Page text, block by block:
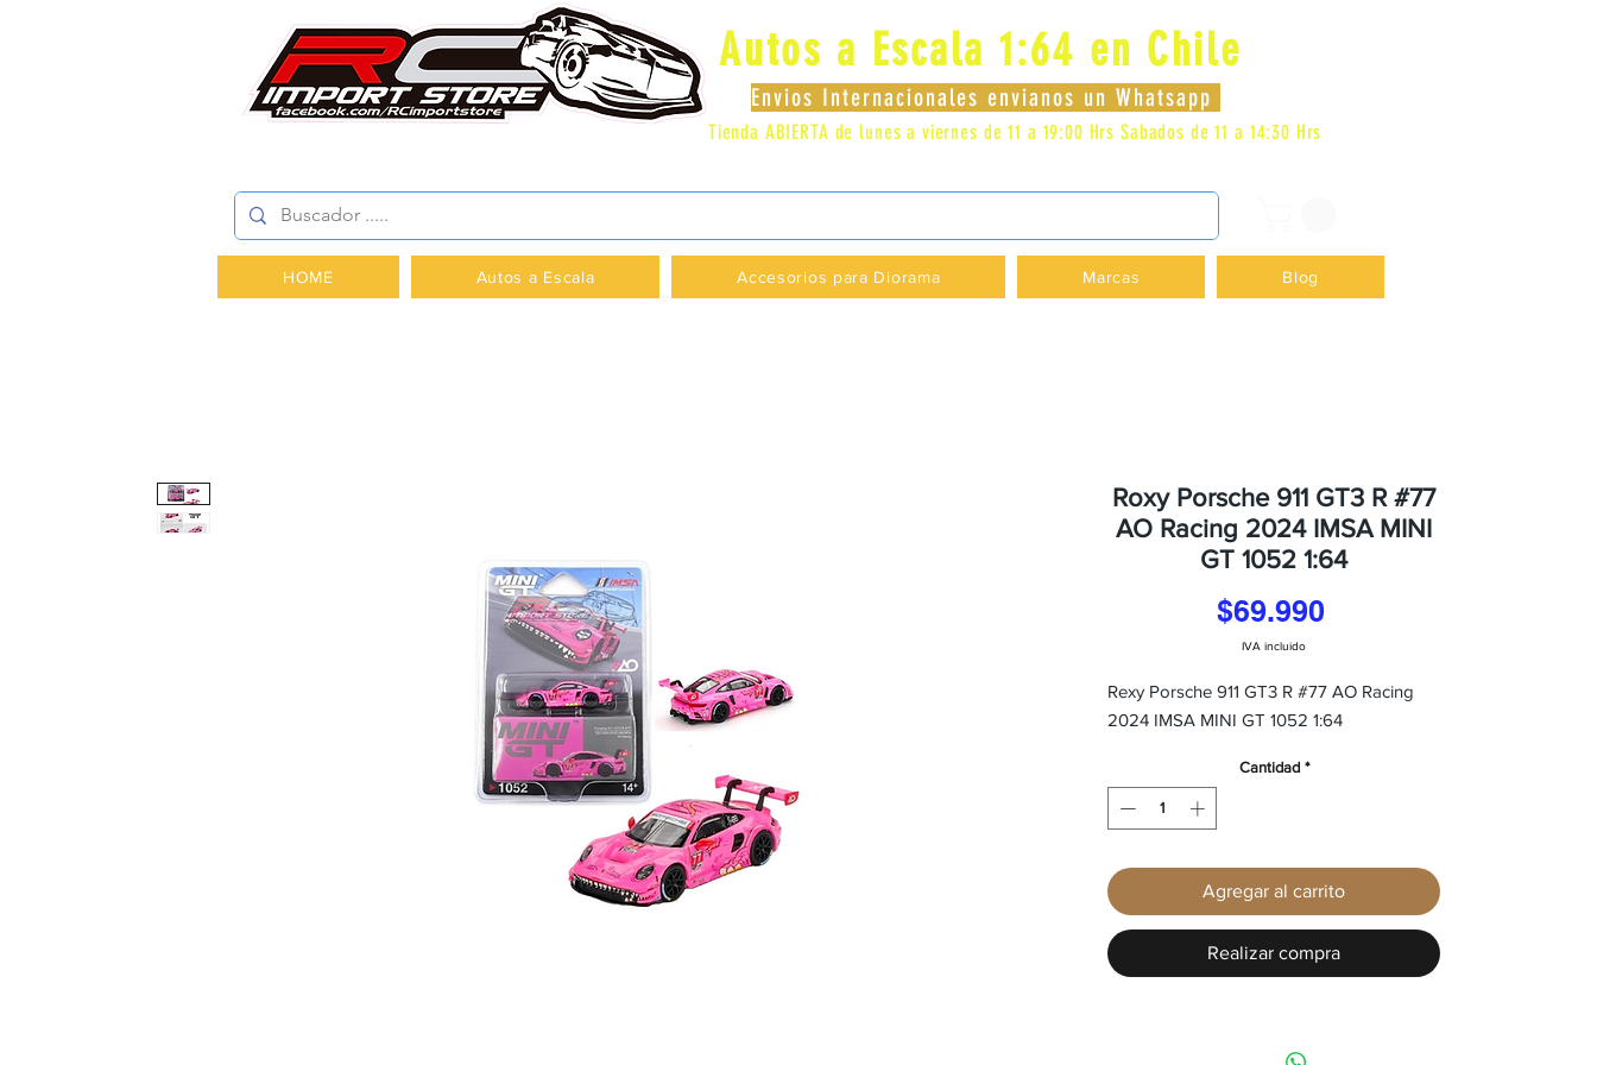
Autos a Escala 1:64 en Chile
Envios Internacionales envianos un Whatsapp
Tienda ABIERTA de lunes a viernes de 11 a 19:00 Hrs Sabados de 11 a 14:30 Hrs
HOME Autos a Escala Accesorios para Diorama Marcas Blog
Roxy Porsche 911 GT3 R #77
AO Racing 2024 IMSA MINI
GT 1052 1:64
$69.990
IVA incluido
Rexy Porsche 911 GT3 R #77 AO Racing
2024 IMSA MINI GT 1052 1:64
Cantidad *
Agregar al carrito
Realizar compra